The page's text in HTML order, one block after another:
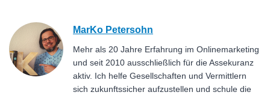
MarKo Petersohn
Mehr als 20 Jahre Erfahrung im Onlinemarketing
und seit 2010 ausschließlich für die Assekuranz
aktiv. Ich helfe Gesellschaften und Vermittlern
sich zukunftssicher aufzustellen und schule die